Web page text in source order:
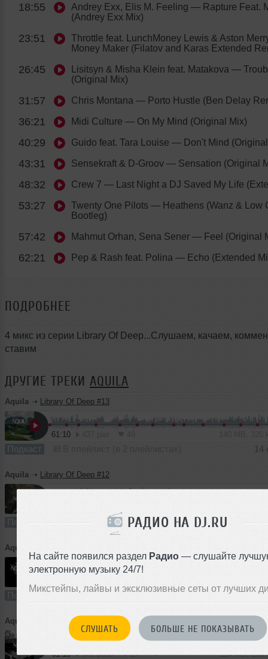
РАДИО НА DJ.RU
На сайте появился раздел Радио — слушайте
электронную музыку 24/7!
Микстейпы, лайвы и эксклюзивные сеты от лучших
СЛУШАТЬ БОЛЬШЕ НЕ ПОКАЗЫВАТЬ
18:55 Andrey Exx, Elis M. Feeling — Rapture Feat.
(Andrey Exx Mix)
23:51
Throttle feat. LunchMoney Lewis & Aston
Money Maker (Filatov and Karas Extended
26:45 Lisitsyn & Misha Klein feat. Matakova —
(Original Mix)
31:57 Chris Montana — Porto Hustle (Ben Delay
36:21 Midi Culture — On My Mind (Original Mix)
40:29 Guido feat. Tara Louise — Don't Mind
43:31 Sensekraft & D-Groov — Sensation (Original
48:32 Crew 7 — Last Night a DJ Saved My Life
53:27 Twenty One Pilots — Heathens (Wanz & Low
Bootleg)
57:42 Mahmut Orhan, Sena Sener — Feel (Original
62:21 Pep & Rash feat. Polina — Echo (Extended
ПОДРОБНЕЕ
4 микс из серии Library Of Deep...Слушаем, качаем,
ставим
ДРУГИЕ ТРЕКИ AQUILA
Aquila ➝ Library Of Deep #13
61:10
Подкаст 14
Aquila ➝ Library Of Deep #12
Подкаст В плейлист (в 4 плейлистах)
Aquila
Подкаст В плейлист (в 2 плейлистах)
Aquila TechMix #7
61:15 302 раза 24 114 MB, 256